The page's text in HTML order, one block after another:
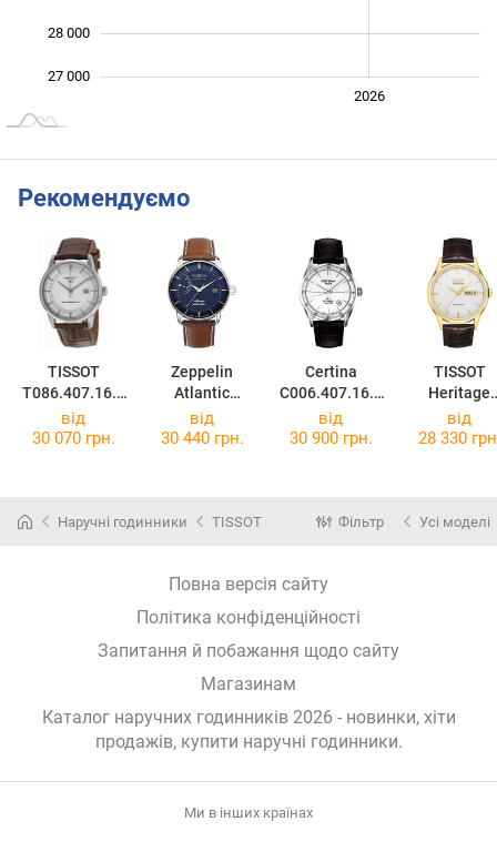
27 000
28 000
2026
Рекомендуємо
TISSOT
T086.407.16.0
31.00
Zeppelin
Atlantic
Automatic
Power Reserve
Certina
C006.407.16.0
31.00
TISSOT
Heritage
Visodate
Automatic
від
30 070 грн.
від
30 440 грн.
від
30 900 грн.
від
28 330
Наручні годинники TISSOT Фільтр Усі моделі
Повна версія сайту
Політика конфіденційності
Запитання й побажання щодо сайту
Магазинам
Каталог наручних годинників 2026 - новинки, хіти
продажів, купити наручні годинники.
Ми в інших країнах